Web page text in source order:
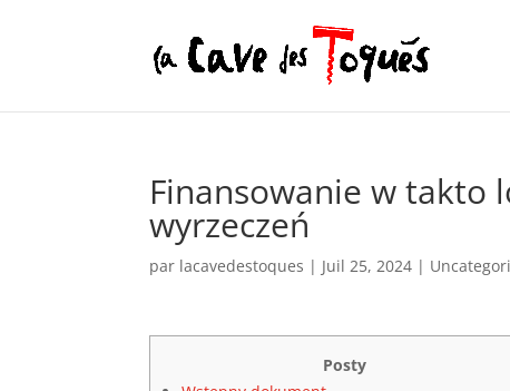
Finansowanie w takto
wyrzeczeń
par lacavedestoques | Juil 25, 2024 |
Posty